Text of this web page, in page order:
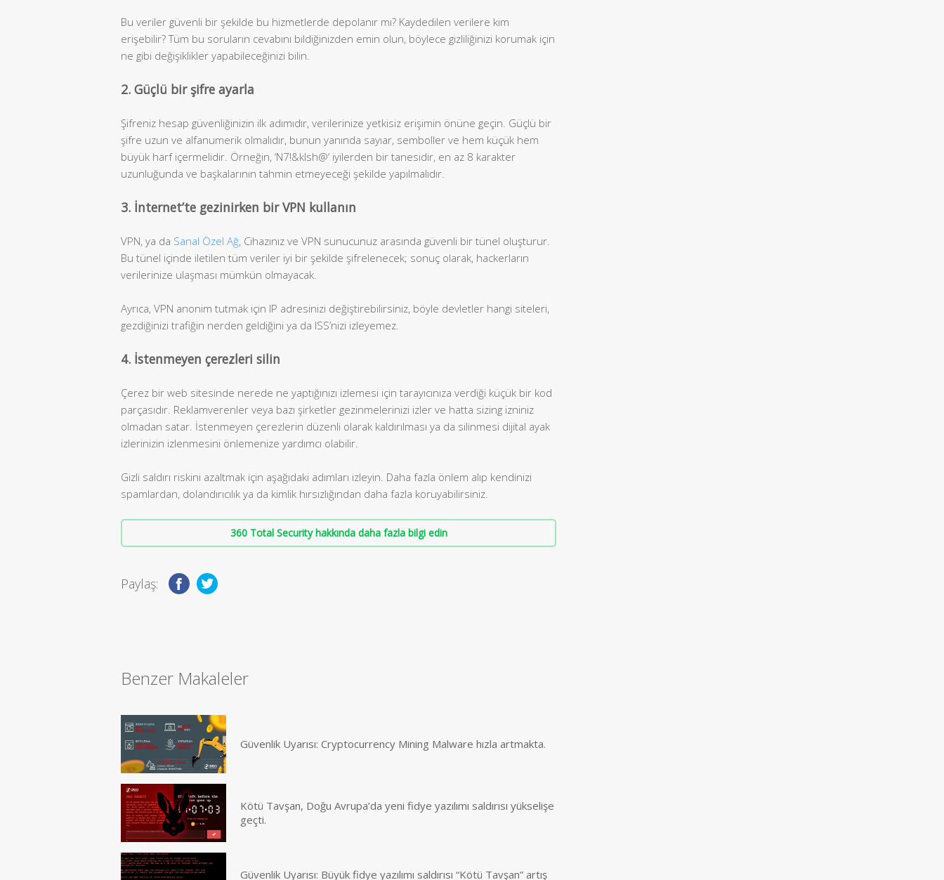
Bu veriler güvenli bir şekilde bu hizmetlerde depolanır mı? Kaydedilen verilere kim
erişebilir? Tüm bu soruların cevabını bildiğinizden emin olun, böylece gizliliğinizi korumak için
ne gibi değişiklikler yapabileceğinizi bilin.
2. Güçlü bir şifre ayarla
Şifreniz hesap güvenliğinizin ilk adımıdır, verilerinize yetkisiz erişimin önüne geçin. Güçlü bir
şifre uzun ve alfanumerik olmalıdır, bunun yanında sayıar, semboller ve hem küçük hem
büyük harf içermelidir. Örneğin, ‘N7!&klsh@‘ iyilerden bir tanesidir, en az 8 karakter
uzunluğunda ve başkalarının tahmin etmeyeceği şekilde yapılmalıdır.
3. İnternet’te gezinirken bir VPN kullanın
VPN, ya da Sanal Özel Ağ, Cihazınız ve VPN sunucunuz arasında güvenli bir tünel oluşturur.
Bu tünel içinde iletilen tüm veriler iyi bir şekilde şifrelenecek; sonuç olarak, hackerların
verilerinize ulaşması mümkün olmayacak.
Ayrıca, VPN anonim tutmak için IP adresinizi değiştirebilirsiniz, böyle devletler hangi siteleri,
gezdiğinizi trafiğin nerden geldiğini ya da ISS’nizi izleyemez.
4. İstenmeyen çerezleri silin
Çerez bir web sitesinde nerede ne yaptığınızı izlemesi için tarayıcınıza verdiği küçük bir kod
parçasıdır. Reklamverenler veya bazı şirketler gezinmelerinizi izler ve hatta sizing izniniz
olmadan satar. İstenmeyen çerezlerin düzenli olarak kaldırılması ya da silinmesi dijital ayak
izlerinizin izlenmesini önlemenize yardımcı olabilir.
Gizli saldırı riskini azaltmak için aşağıdaki adımları izleyin. Daha fazla önlem alıp kendinizi
spamlardan, dolandırıcılık ya da kimlik hırsızlığından daha fazla koruyabilirsiniz.
360 Total Security hakkında daha fazla bilgi edin
Paylaş:
Benzer Makaleler
Güvenlik Uyarısı: Cryptocurrency Mining Malware hızla artmakta.
Kötü Tavşan, Doğu Avrupa’da yeni fidye yazılımı saldırısı yükselişe
geçti.
Güvenlik Uyarısı: Büyük fidye yazılımı saldırısı “Kötü Tavşan” artış